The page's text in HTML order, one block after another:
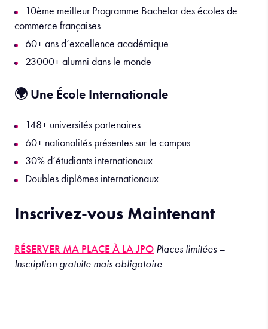
10ème meilleur Programme Bachelor des écoles de
commerce françaises
60+ ans d’excellence académique
23000+ alumni dans le monde
🌍 Une École Internationale
148+ universités partenaires
60+ nationalités présentes sur le campus
30% d’étudiants internationaux
Doubles diplômes internationaux
Inscrivez-vous Maintenant
RÉSERVER MA PLACE À LA JPO Places limitées –
Inscription gratuite mais obligatoire